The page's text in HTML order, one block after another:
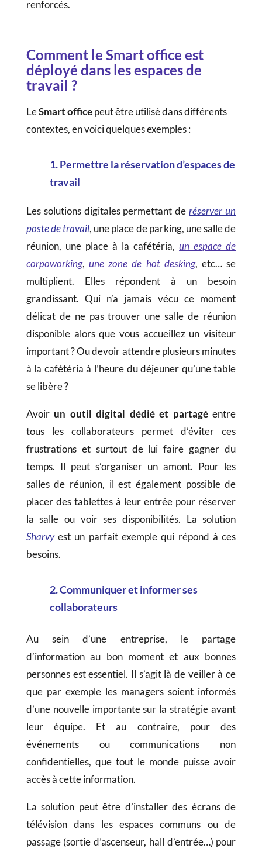
renforcés.
Comment le Smart office est
déployé dans les espaces de
travail ?
LeSmart officepeut être utilisé dans différents
contextes, en voici quelques exemples :
1. Permettre la réservation d’espaces de
travail
Les solutions digitales permettant deréserver un
poste de travail, une place de parking, une salle de
réunion, une place à la cafétéria,un espace de
corpoworking, une zone de hot desking, etc… se
multiplient. Elles répondent à un besoin
grandissant. Qui n’a jamais vécu ce moment
délicat de ne pas trouver une salle de réunion
disponible alors que vous accueillez un visiteur
important ? Ou devoir attendre plusieurs minutes
à la cafétéria à l’heure du déjeuner qu’une table
se libère ?
Avoirun outil digital dédié et partagéentre
tous les collaborateurs permet d’éviter ces
frustrations et surtout de lui faire gagner du
temps. Il peut s’organiser un amont. Pour les
salles de réunion, il est également possible de
placer des tablettes à leur entrée pour réserver
la salle ou voir ses disponibilités. La solution
Sharvyest un parfait exemple qui répond à ces
besoins.
2. Communiquer et informer ses
collaborateurs
Au sein d’une entreprise, le partage
d’information au bon moment et aux bonnes
personnes est essentiel. Il s’agit là de veiller à ce
que par exemple les managers soient informés
d’une nouvelle importante sur la stratégie avant
leur équipe. Et au contraire, pour des
événements ou communications non
confidentielles, que tout le monde puisse avoir
accès à cette information.
La solution peut être d’installer des écrans de
télévision dans les espaces communs ou de
passage (sortie d’ascenseur, hall d’entrée…) pour